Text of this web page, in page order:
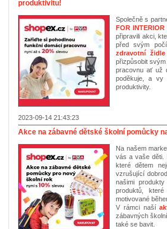
produktivitu!
Společně s
FOR INTERIOR
připravili akci,
před svým
zdravotní židle
přizpůsobit
pracovnu ať už
poděkuje, a
produktivity.
2023-09-14 21:43:23
Akce na zábavné dětské školní pomůcky
Na našem
vás a vaše děti.
které dětem
vzrušující
našimi
produktů,
motivované
V rámci naší
zábavných
také se bavit.